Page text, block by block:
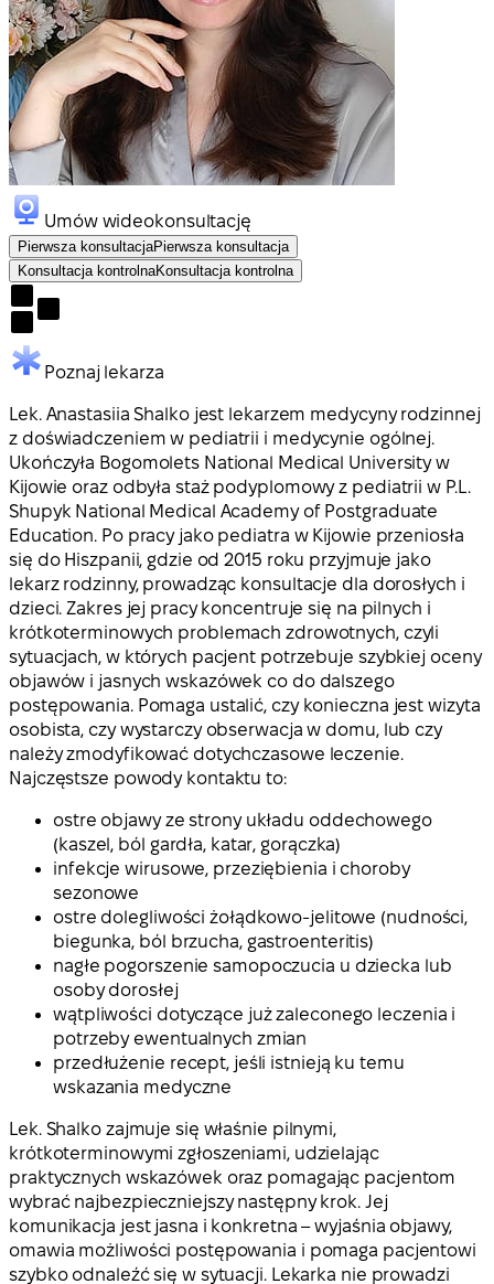
Umów wideokonsultację
Pierwsza konsultacjaPierwsza konsultacja
Konsultacja kontrolnaKonsultacja kontrolna
Poznaj lekarza
Lek. Anastasiia Shalko jest lekarzem medycyny rodzinnej
z doświadczeniem w pediatrii i medycynie ogólnej.
Ukończyła Bogomolets National Medical University w
Kijowie oraz odbyła staż podyplomowy z pediatrii w P.L.
Shupyk National Medical Academy of Postgraduate
Education. Po pracy jako pediatra w Kijowie przeniosła
się do Hiszpanii, gdzie od 2015 roku przyjmuje jako
lekarz rodzinny, prowadząc konsultacje dla dorosłych i
dzieci. Zakres jej pracy koncentruje się na pilnych i
krótkoterminowych problemach zdrowotnych, czyli
sytuacjach, w których pacjent potrzebuje szybkiej oceny
objawów i jasnych wskazówek co do dalszego
postępowania. Pomaga ustalić, czy konieczna jest wizyta
osobista, czy wystarczy obserwacja w domu, lub czy
należy zmodyfikować dotychczasowe leczenie.
Najczęstsze powody kontaktu to:
ostre objawy ze strony układu oddechowego
(kaszel, ból gardła, katar, gorączka)
infekcje wirusowe, przeziębienia i choroby
sezonowe
ostre dolegliwości żołądkowo-jelitowe (nudności,
biegunka, ból brzucha, gastroenteritis)
nagłe pogorszenie samopoczucia u dziecka lub
osoby dorosłej
wątpliwości dotyczące już zaleconego leczenia i
potrzeby ewentualnych zmian
przedłużenie recept, jeśli istnieją ku temu
wskazania medyczne
Lek. Shalko zajmuje się właśnie pilnymi,
krótkoterminowymi zgłoszeniami, udzielając
praktycznych wskazówek oraz pomagając pacjentom
wybrać najbezpieczniejszy następny krok. Jej
komunikacja jest jasna i konkretna – wyjaśnia objawy,
omawia możliwości postępowania i pomaga pacjentowi
szybko odnaleźć się w sytuacji. Lekarka nie prowadzi